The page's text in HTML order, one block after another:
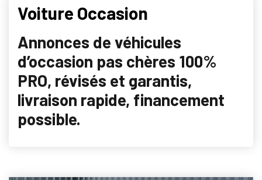
Voiture Occasion
Annonces de véhicules
d’occasion pas chères 100%
PRO, révisés et garantis,
livraison rapide, financement
possible.